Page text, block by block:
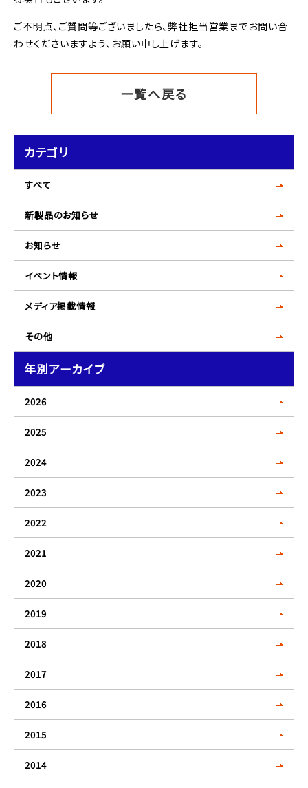
カテゴリ
すべて
新製品のお知らせ
お知らせ
イベント情報
メディア掲載情報
その他
年別アーカイブ
2026
2025
2024
2023
2022
2021
2020
2019
2018
2017
2016
2015
2014
ご不明点、ご質問等ございましたら、弊社担当営業までお問い合
わせくださいますよう、お願い申し上げます。
一覧へ戻る